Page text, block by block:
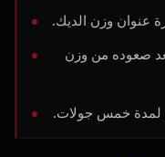
عنوان وزن الديك.
صعوده من وزن
لمدة خمس جولات.